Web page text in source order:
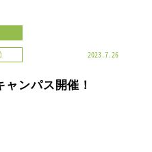
2023.7.26
ンパス開催！